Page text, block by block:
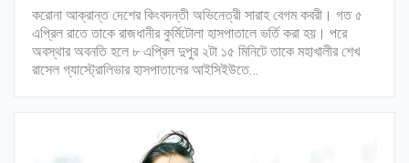
করোনা আক্রান্ত দেশের কিংবদন্তী অভিনেত্রী সারাহ বেগম কবরী। গত ৫
এপ্রিল রাতে তাকে রাজধানীর কুর্মিটোলা হাসপাতালে ভর্তি করা হয়। পরে
অবস্থার অবনতি হলে ৮ এপ্রিল দুপুর ২টা ১৫ মিনিটে তাকে মহাখালীর শেখ
রাসেল গ্যাস্ট্রোলিভার হাসপাতালের আইসিইউতে…